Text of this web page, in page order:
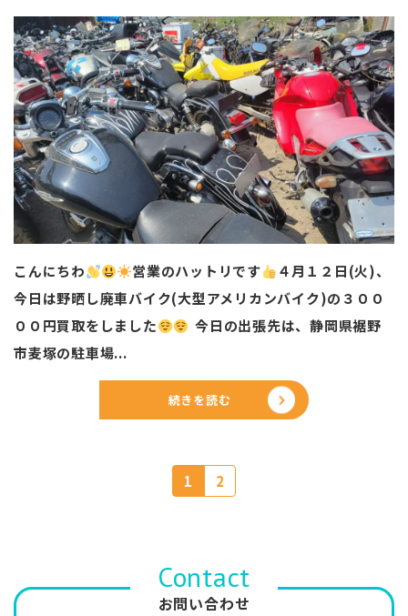
こんにちわ 営業のハットリです ️４月１２日(火)、
今日は野晒し廃車バイク(大型アメリカンバイク)の３００
００円買取をしました
今日の出張先は、静岡県裾野
市麦塚の駐車場...
続きを読む
1 2
Contact
お問い合わせ